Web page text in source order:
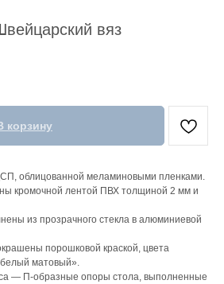
вяз
корзину
облицованной меламиновыми пленками.
кромочной лентой ПВХ толщиной 2 мм и
из прозрачного стекла в алюминиевой
порошковой краской, цвета
матовый».
— П-образные опоры стола, выполненные